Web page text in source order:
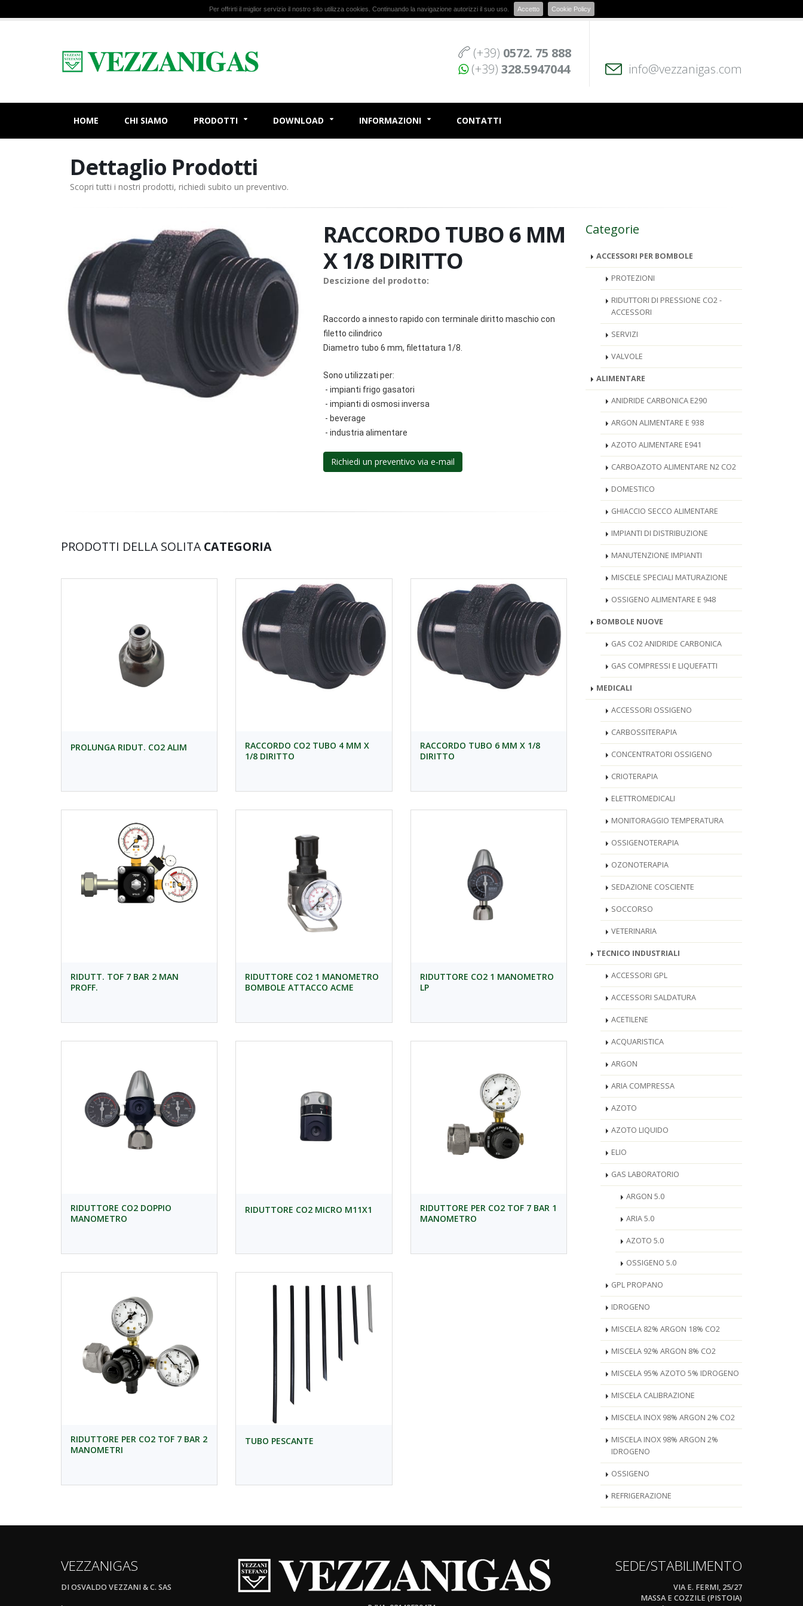
Per offrirti il miglior servizio il nostro sito utilizza cookies. Continuando la navigazione autorizzi il suo uso. Accetto Cookie Policy
(+39) 0572. 75 888
(+39) 328.5947044 info@vezzanigas.com
HOME CHI SIAMO PRODOTTI DOWNLOAD INFORMAZIONI CONTATTI
Dettaglio Prodotti
Scopri tutti i nostri prodotti, richiedi subito un preventivo.
RACCORDO TUBO 6 MM
X 1/8 DIRITTO
Descizione del prodotto:
Raccordo a innesto rapido con terminale diritto maschio con
filetto cilindrico
Diametro tubo 6 mm, filettatura 1/8.
Sono utilizzati per:
- impianti frigo gasatori
- impianti di osmosi inversa
- beverage
- industria alimentare
Richiedi un preventivo via e-mail
PRODOTTI DELLA SOLITACATEGORIA
PROLUNGA RIDUT. CO2 ALIM
RACCORDO CO2 TUBO 4 MM X
1/8 DIRITTO
RACCORDO TUBO 6 MM X 1/8
DIRITTO
RIDUTT. TOF 7 BAR 2 MAN
PROFF.
RIDUTTORE CO2 1 MANOMETRO
BOMBOLE ATTACCO ACME
RIDUTTORE CO2 1 MANOMETRO
LP
RIDUTTORE CO2 DOPPIO
MANOMETRO
RIDUTTORE CO2 MICRO M11X1
RIDUTTORE PER CO2 TOF 7 BAR 1
MANOMETRO
RIDUTTORE PER CO2 TOF 7 BAR 2
MANOMETRI
TUBO PESCANTE
Categorie
ACCESSORI PER BOMBOLE
PROTEZIONI
RIDUTTORI DI PRESSIONE CO2 -
ACCESSORI
SERVIZI
VALVOLE
ALIMENTARE
ANIDRIDE CARBONICA E290
ARGON ALIMENTARE E 938
AZOTO ALIMENTARE E941
CARBOAZOTO ALIMENTARE N2 CO2
DOMESTICO
GHIACCIO SECCO ALIMENTARE
IMPIANTI DI DISTRIBUZIONE
MANUTENZIONE IMPIANTI
MISCELE SPECIALI MATURAZIONE
OSSIGENO ALIMENTARE E 948
BOMBOLE NUOVE
GAS CO2 ANIDRIDE CARBONICA
GAS COMPRESSI E LIQUEFATTI
MEDICALI
ACCESSORI OSSIGENO
CARBOSSITERAPIA
CONCENTRATORI OSSIGENO
CRIOTERAPIA
ELETTROMEDICALI
MONITORAGGIO TEMPERATURA
OSSIGENOTERAPIA
OZONOTERAPIA
SEDAZIONE COSCIENTE
SOCCORSO
VETERINARIA
TECNICO INDUSTRIALI
ACCESSORI GPL
ACCESSORI SALDATURA
ACETILENE
ACQUARISTICA
ARGON
ARIA COMPRESSA
AZOTO
AZOTO LIQUIDO
ELIO
GAS LABORATORIO
ARGON 5.0
ARIA 5.0
AZOTO 5.0
OSSIGENO 5.0
GPL PROPANO
IDROGENO
MISCELA 82% ARGON 18% CO2
MISCELA 92% ARGON 8% CO2
MISCELA 95% AZOTO 5% IDROGENO
MISCELA CALIBRAZIONE
MISCELA INOX 98% ARGON 2% CO2
MISCELA INOX 98% ARGON 2%
IDROGENO
OSSIGENO
REFRIGERAZIONE
VEZZANIGAS
DI OSVALDO VEZZANI & C. SAS
SEDE/STABILIMENTO
VIA E. FERMI, 25/27
MASSA E COZZILE (PISTOIA)